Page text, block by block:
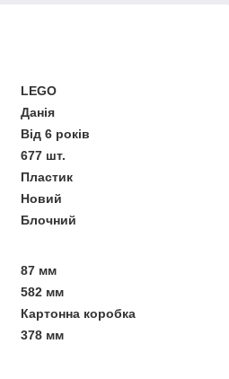
LEGO
Данія
Від 6 років
677 шт.
Пластик
Новий
Блочний
87 мм
582 мм
Картонна коробка
378 мм